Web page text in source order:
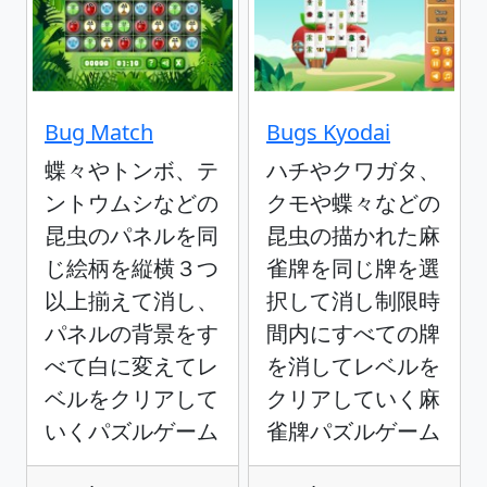
Bug Match
蝶々やトンボ、テ
ントウムシなどの
昆虫のパネルを同
じ絵柄を縦横３つ
以上揃えて消し、
パネルの背景をす
べて白に変えてレ
ベルをクリアして
いくパズルゲーム
Bugs Kyodai
ハチやクワガタ、
クモや蝶々などの
昆虫の描かれた麻
雀牌を同じ牌を選
択して消し制限時
間内にすべての牌
を消してレベルを
クリアしていく麻
雀牌パズルゲーム